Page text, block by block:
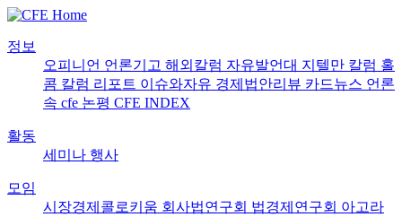
정보
오피니언 언론기고 해외칼럼 자유발언대 지텔만 칼럼 홀
콤 칼럼 리포트 이슈와자유 경제법안리뷰 카드뉴스 언론
속 cfe 논평 CFE INDEX
활동
세미나 행사
모임
시장경제콜로키움 회사법연구회 법경제연구회 아고라